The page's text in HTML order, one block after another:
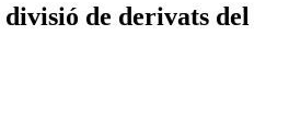
de derivats del